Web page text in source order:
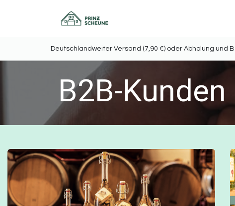
Deutschlandweiter Versand (7,90 €) oder
B2B-Kunden